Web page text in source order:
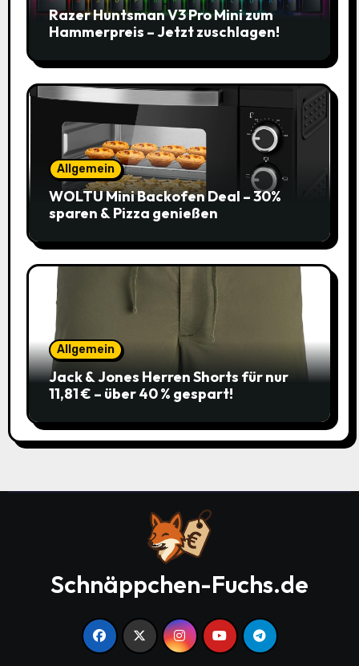
Razer Huntsman V3 Pro Mini zum
Hammerpreis – Jetzt zuschlagen!
Allgemein
WOLTU Mini Backofen Deal – 30%
sparen & Pizza genießen
Allgemein
Jack & Jones Herren Shorts für nur
11,81 € – über 40 % gespart!
Schnäppchen-Fuchs.de